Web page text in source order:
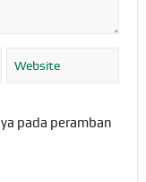
pada peramban